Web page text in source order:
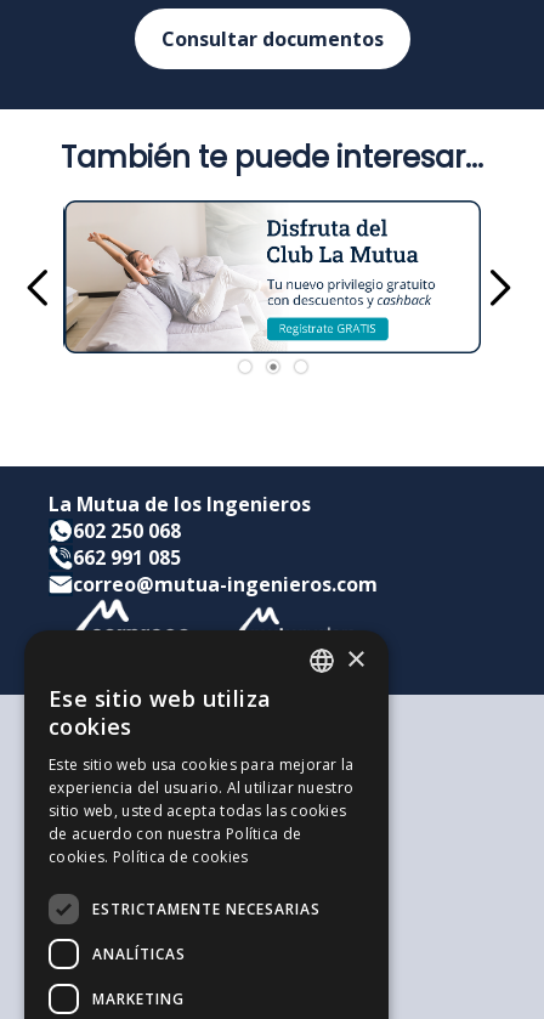
Consultar documentos
También te puede interesar...
La Mutua de los Ingenieros
602 250 068
662 991 085
correo@mutua-ingenieros.com
Según tus necesidades
Para ti y tu familia
Para tus ahorros e inversiones
Para tu empresa
La alternativa a los Autónomos
Trabaja con nosotros
El Blog de la Ingeniería
Blog de Jovenes Inspirit Mutua
El Blog de Sepreco
Sugerencias y Reclamaciones
ENGLISH
×
Ese sitio web utiliza
cookies
Este sitio web usa cookies para mejorar la
experiencia del usuario. Al utilizar nuestro
sitio web, usted acepta todas las cookies
de acuerdo con nuestra Política de
cookies. Política de cookies
ESTRICTAMENTE NECESARIAS
ANALÍTICAS
MARKETING